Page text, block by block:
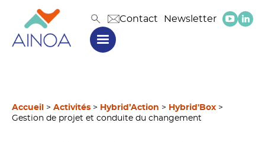
Contact Newsletter
Accueil > Activités > Hybrid’Action > Hybrid'Box >
Gestion de projet et conduite du changement